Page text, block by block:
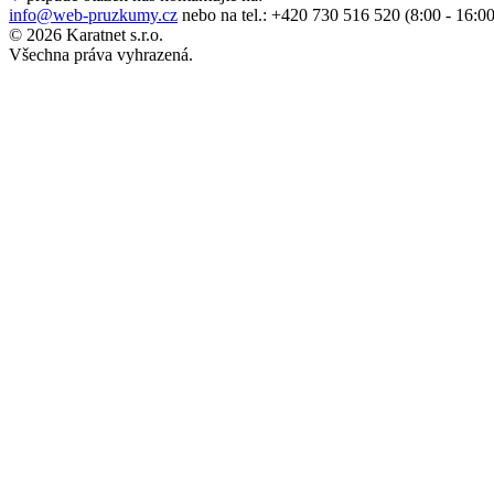
info@web-pruzkumy.cz nebo na tel.: +420 730 516 520 (8:00 -
© 2026 Karatnet s.r.o.
Všechna práva vyhrazená.